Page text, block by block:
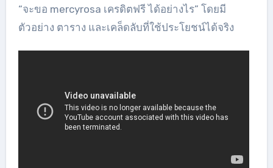
“จะขอ mercyrosa เครดิตฟรี ได้อย่างไร” โดยมี
ตัวอย่าง ตาราง และเคล็ดลับที่ใช้ประโยชน์ได้จริง